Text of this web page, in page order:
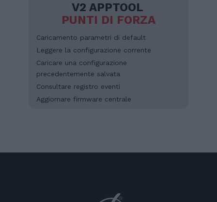
V2 APPTOOL
PUNTI DI FORZA
Caricamento parametri di default
Leggere la configurazione corrente
Caricare una configurazione
precedentemente salvata
Consultare registro eventi
Aggiornare firmware centrale